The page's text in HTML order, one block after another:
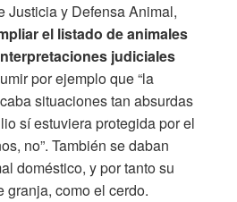
Justicia y Defensa Animal,
el listado de animales
judiciales
por ejemplo que “la
situaciones tan absurdas
sí estuviera protegida por el
no”. También se daban
doméstico, y por tanto su
granja, como el cerdo.